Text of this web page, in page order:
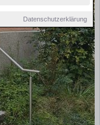
Datenschutzerklärung